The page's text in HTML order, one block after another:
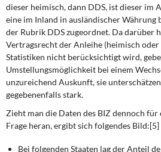
dieser heimisch, dann DDS, ist dieser im
eine im Inland in ausländischer Währung
der Rubrik DDS zugeordnet. Da darüber
Vertragsrecht der Anleihe (heimisch oder
Statistiken nicht berücksichtigt wird,
Umstellungsmöglichkeit bei einem
unzureichend Auskunft, sie
gegebenenfalls stark.
Zieht man die Daten des BIZ dennoch
Frage heran, ergibt sich folgendes Bild:[5]
Bei folgenden Staaten lag der Anteil